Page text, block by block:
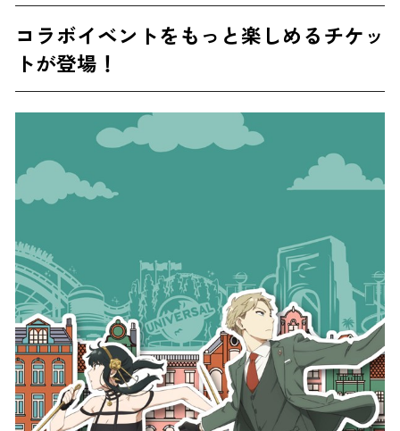
コラボイベントをもっと楽しめるチケッ
トが登場！